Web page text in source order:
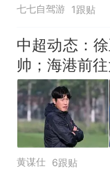
七七自驾游 1跟贴
中超动态：
帅；海港前
黄谋仕 6跟贴